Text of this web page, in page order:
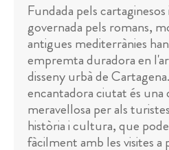
Fundada pels
governada pels romans,
antigues mediterrànies
empremta duradora en
disseny urbà de
encantadora ciutat és una
meravellosa per als
història i cultura, que
fàcilment amb les visites a